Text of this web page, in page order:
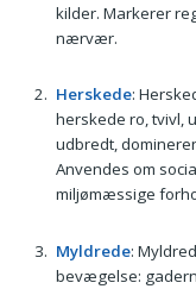
kilder. Marker­er
nærvær.
Herskede:
herskede ro, tvivl,
udbredt,
Anvendes om
miljømæssige
Myldrede:
bevægelse: